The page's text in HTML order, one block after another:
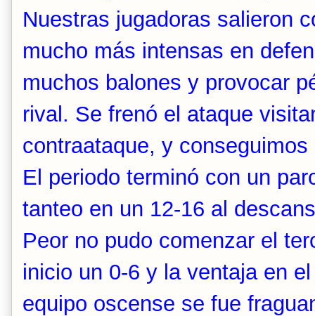
Nuestras jugadoras salieron
mucho más intensas en
muchos balones y provocar
rival. Se frenó el ataque
contraataque, y
El periodo terminó con un
tanteo en un 12-16 al
Peor no pudo comenzar el
inicio un 0-6 y la ventaja en
equipo oscense se fue